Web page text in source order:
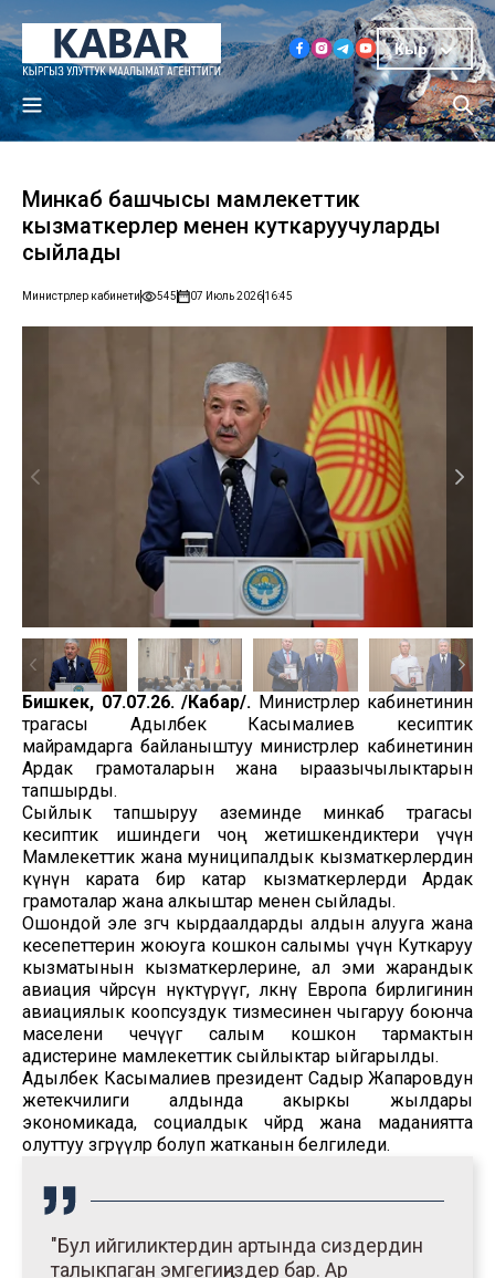
Кыр
Минкаб башчысы мамлекеттик
кызматкерлер менен куткаруучуларды
сыйлады
Министрлер кабинети 545 07 Июль 202616:45
Бишкек, 07.07.26. /Кабар/. Министрлер кабинетинин
төрагасы Адылбек Касымалиев кесиптик
майрамдарга байланыштуу министрлер кабинетинин
Ардак грамоталарын жана ыраазычылыктарын
тапшырды.
Сыйлык тапшыруу аземинде минкаб төрагасы
кесиптик ишиндеги чоң жетишкендиктери үчүн
Мамлекеттик жана муниципалдык кызматкерлердин
күнүнө карата бир катар кызматкерлерди Ардак
грамоталар жана алкыштар менен сыйлады.
Ошондой эле өзгөчө кырдаалдарды алдын алууга жана
кесепеттерин жоюуга кошкон салымы үчүн Куткаруу
кызматынын кызматкерлерине, ал эми жарандык
авиация чөйрөсүн өнүктүрүүгө, өлкөнү Европа бирлигинин
авиациялык коопсуздук тизмесинен чыгаруу боюнча
маселени чечүүгө салым кошкон тармактын
адистерине мамлекеттик сыйлыктар ыйгарылды.
Адылбек Касымалиев президент Садыр Жапаровдун
жетекчилиги алдында акыркы жылдары
экономикада, социалдык чөйрөдө жана маданиятта
олуттуу өзгөрүүлөр болуп жатканын белгиледи.
"Бул ийгиликтердин артында сиздердин
талыкпаган эмгегиңиздер бар. Ар